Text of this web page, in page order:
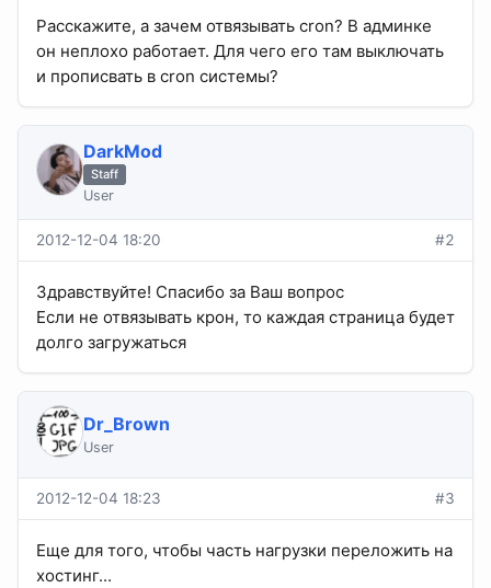
Расскажите, а зачем отвязывать cron? В админке
он неплохо работает. Для чего его там выключать
и прописвать в cron системы?
DarkMod
Staff
User
2012-12-04 18:20 #2
Здравствуйте! Спасибо за Ваш вопрос
Если не отвязывать крон, то каждая страница будет
долго загружаться
Dr_Brown
User
2012-12-04 18:23 #3
Еще для того, чтобы часть нагрузки переложить на
хостинг...